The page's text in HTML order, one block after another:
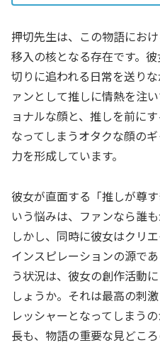
押切先生は、この物語にお
移入の核となる存在です。
切りに追われる日常を送り
ァンとして推しに情熱を注
ョナルな顔と、推しを前に
なってしまうオタクな顔の
力を形成しています。
彼女が直面する「推しが尊
いう悩みは、ファンなら誰
しかし、同時に彼女はクリ
インスピレーションの源で
う状況は、彼女の創作活動
しょうか。それは最高の刺
レッシャーとなってしまう
長も、物語の重要な見どこ